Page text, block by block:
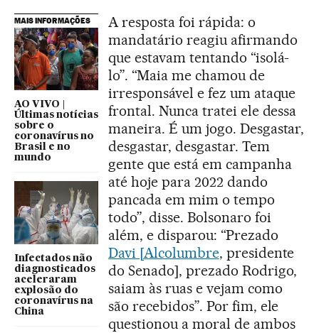
MAIS INFORMAÇÕES
AO VIVO |
Últimas notícias
sobre o
coronavírus no
Brasil e no
mundo
Infectados não
diagnosticados
aceleraram
explosão do
coronavírus na
China
A resposta foi rápida: o
mandatário reagiu afirmando
que estavam tentando “isolá-
lo”. “Maia me chamou de
irresponsável e fez um ataque
frontal. Nunca tratei ele dessa
maneira. É um jogo. Desgastar,
desgastar, desgastar. Tem
gente que está em campanha
até hoje para 2022 dando
pancada em mim o tempo
todo”, disse. Bolsonaro foi
além, e disparou: “Prezado
Davi [Alcolumbre, presidente
do Senado], prezado Rodrigo,
saiam às ruas e vejam como
são recebidos”. Por fim, ele
questionou a moral de ambos